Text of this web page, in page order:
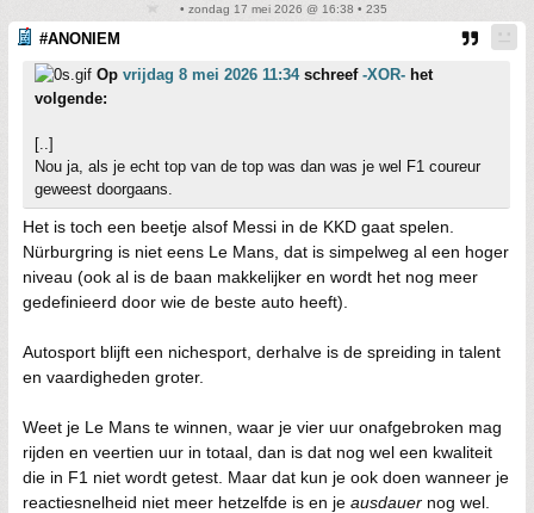
• zondag 17 mei 2026 @ 16:38 • 235
#ANONIEM
Op vrijdag 8 mei 2026 11:34schreef -XOR- het
volgende:
[..]
Nou ja, als je echt top van de top was dan was je wel F1 coureur
geweest doorgaans.
Het is toch een beetje alsof Messi in de KKD gaat spelen.
Nürburgring is niet eens Le Mans, dat is simpelweg al een hoger
niveau (ook al is de baan makkelijker en wordt het nog meer
gedefinieerd door wie de beste auto heeft).
Autosport blijft een nichesport, derhalve is de spreiding in talent
en vaardigheden groter.
Weet je Le Mans te winnen, waar je vier uur onafgebroken mag
rijden en veertien uur in totaal, dan is dat nog wel een kwaliteit
die in F1 niet wordt getest. Maar dat kun je ook doen wanneer je
reactiesnelheid niet meer hetzelfde is en je ausdauer nog wel.